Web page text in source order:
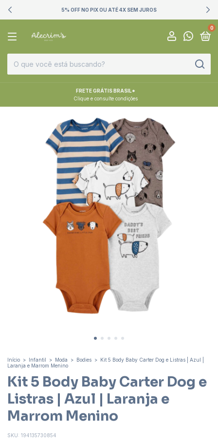
5% OFF NO PIX OU ATÉ 4X SEM JUROS
0
FRETE GRÁTIS BRASIL*
Clique e consulte condições
Início > Infantil > Moda > Bodies > Kit 5 Body Baby Carter Dog e Listras | Azul |
Laranja e Marrom Menino
Kit 5 Body Baby Carter Dog e
Listras | Azul | Laranja e
Marrom Menino
SKU: 194135730854